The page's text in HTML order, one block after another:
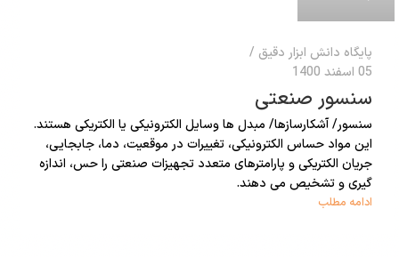
پایگاه دانش ابزار دقیق
05 اسفند 1400
سنسور صنعتی
سنسور/ آشکارسازها/ مبدل ها وسایل الکترونیکی یا الکتریکی هستند.
این مواد حساس الکترونیکی، تغییرات در موقعیت، دما، جابجایی،
جریان الکتریکی و پارامترهای متعدد تجهیزات صنعتی را حس، اندازه
گیری و تشخیص می دهند.
ادامه مطلب